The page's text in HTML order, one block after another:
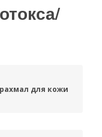
для кожи